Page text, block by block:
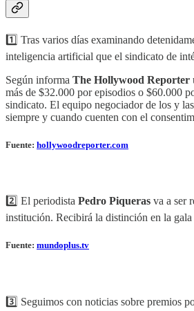
1️⃣ Tras varios días examinando
inteligencia artificial que el sindicato de
Según informa The Hollywood Reporter
más de $32.000 por episodios o $60.000
sindicato. El equipo negociador de los y
siempre y cuando cuenten con el
Fuente: hollywoodreporter.com
2️⃣ El periodista Pedro Piqueras va a ser
institución. Recibirá la distinción en la
Fuente: mundoplus.tv
3️⃣ Seguimos con noticias sobre premios